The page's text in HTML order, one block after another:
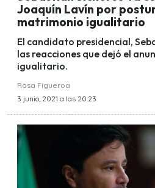
Joaquín Lavín por
matrimonio igualitario
El candidato presidencial,
las reacciones que dejó el
igualitario.
Rosa Figueroa
3 junio, 2021 a las 20:23